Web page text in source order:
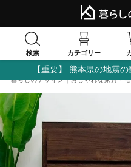
検索 カテゴリー
【重要】 熊本県の地震
暮らしのデザイン｜おしゃれな家具・